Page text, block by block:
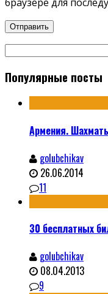
Популярные посты
Армения.
golubchikav
26.06.2014
11
30 бесплатных
golubchikav
08.04.2013
9